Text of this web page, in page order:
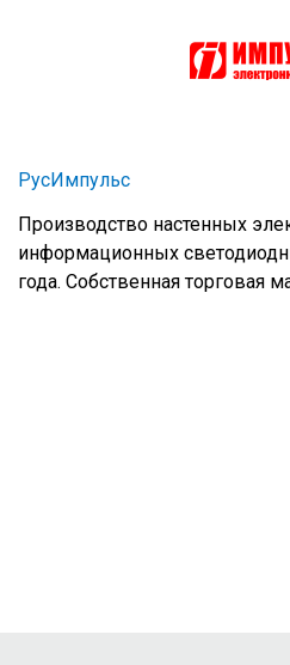
РусИмпульс
Производство настенных
информационных
года. Собственная торговая